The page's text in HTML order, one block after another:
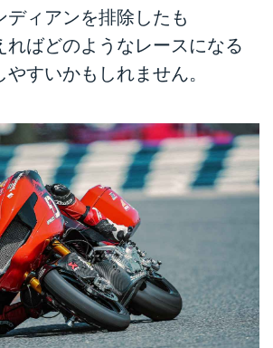
ディアンを排除したも
ればどのようなレースになる
すいかもしれません。